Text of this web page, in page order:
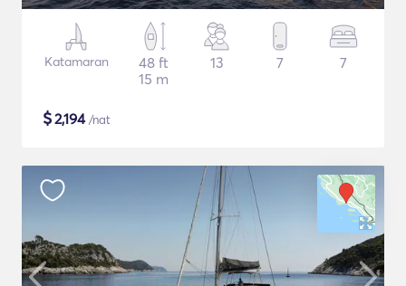
Katamaran
48 ft
15 m
13 7 7
$2,194/nat